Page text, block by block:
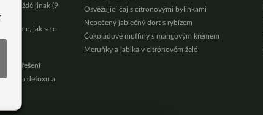
pokaždé jinak (9
jak se o
i řešení
detoxu a
Osvěžující čaj s citronovými bylinkami
Nepečený jablečný dort s rybízem
Čokoládové muffiny s mangovým krémem
Meruňky a jablka v citrónovém želé